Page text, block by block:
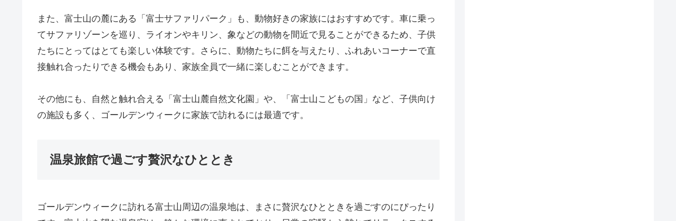
また、富士山の麓にある「富士サファリパーク」も、動物好きの家族にはおすすめです。車に乗っ
てサファリゾーンを巡り、ライオンやキリン、象などの動物を間近で見ることができるため、子供
たちにとってはとても楽しい体験です。さらに、動物たちに餌を与えたり、ふれあいコーナーで直
接触れ合ったりできる機会もあり、家族全員で一緒に楽しむことができます。
その他にも、自然と触れ合える「富士山麓自然文化園」や、「富士山こどもの国」など、子供向け
の施設も多く、ゴールデンウィークに家族で訪れるには最適です。
温泉旅館で過ごす贅沢なひととき
ゴールデンウィークに訪れる富士山周辺の温泉地は、まさに贅沢なひとときを過ごすのにぴったり